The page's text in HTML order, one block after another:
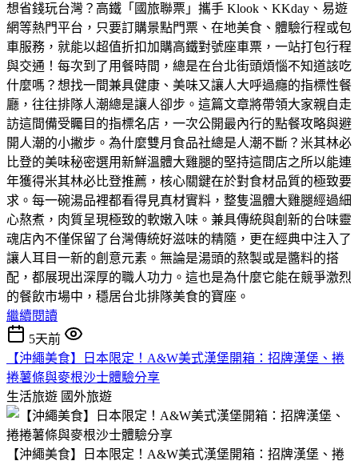
​想省錢玩台灣？高鐵「國旅聯票」攜手 Klook、KKday、易遊
網等熱門平台，只要訂購景點門票、在地美食、體驗行程或包
車服務，就能以超值折扣加購高鐵對號座車票，一站打包行程
與交通！每次到了用餐時間，總是在台北街頭煩惱不知道該吃
什麼嗎？想找一間兼具健康、美味又讓人大呼過癮的指標性餐
廳，往往排隊人潮總是讓人卻步。這篇文章將帶領大家親自走
訪這間備受矚目的指標名店，一次公開最內行的點餐攻略與避
開人潮的小撇步。​為什麼雙月食品社總是人潮不斷？米其林必
比登的美味秘密​選用新鮮溫體大雞腿的堅持​這間店之所以能連
年獲得米其林必比登推薦，核心關鍵在於對食材品質的極致要
求。每一碗湯品裡都看得見真材實料，整隻溫體大雞腿經過細
心熬煮，肉質呈現極致的軟嫩入味。​兼具傳統與創新的台味靈
魂​店內不僅保留了台灣傳統好滋味的精隨，更在經典中注入了
讓人耳目一新的創意元素。無論是湯頭的熬製或是醬料的搭
配，都展現出深厚的職人功力。這也是為什麼它能在競爭激烈
的餐飲市場中，穩居台北排隊美食的寶座。
繼續閱讀
5天前
【沖繩美食】日本限定！A&W美式漢堡開箱：招牌漢堡、捲
捲薯條與麥根沙士體驗分享
生活旅遊 國外旅遊
​【沖繩美食】日本限定！A&W美式漢堡開箱：招牌漢堡、捲